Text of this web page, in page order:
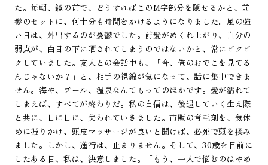
た。毎朝、鏡の前で、どうすればこのM字部分を隠せるかと、前
髪のセットに、何十分も時間をかけるようになりました。風の強
い日は、外出するのが憂鬱でした。前髪がめくれ上がり、自分の
弱点が、白日の下に晒されてしまうのではないかと、常にビクビ
クしていました。友人との会話中も、「今、俺のおでこを見てる
んじゃないか？」と、相手の視線が気になって、話に集中できま
せん。海や、プール、温泉なんてもってのほかです。髪が濡れて
しまえば、すべてが終わりだ。私の自信は、後退していく生え際
と共に、日に日に、失われていきました。市販の育毛剤を、気休
めに振りかけ、頭皮マッサージが良いと聞けば、必死で頭を揉み
ました。しかし、進行は、止まりません。そして、30歳を目前に
したある日、私は、決意しました。「もう、一人で悩むのはやめ